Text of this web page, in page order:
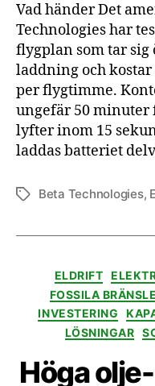
Vad händer Det
Technologies har
flygplan som tar sig
laddning och
per flygtimme.
ungefär 50 minuter
lyfter inom 15
laddas batteriet
EtiketterBeta Technologies,
ELDRIFT
FOSSILA
INVESTERING
LÖSNINGAR
Höga